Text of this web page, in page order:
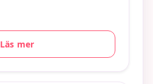
Läs mer